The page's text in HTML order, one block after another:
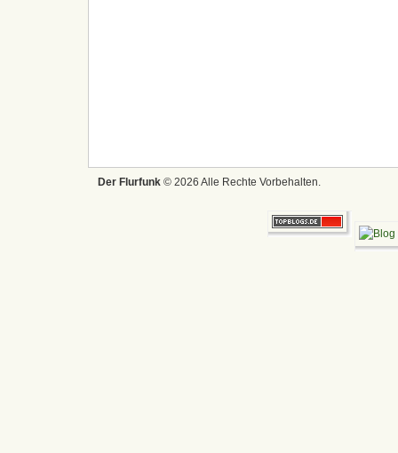
Der Flurfunk © 2026 Alle Rechte Vorbehalten.